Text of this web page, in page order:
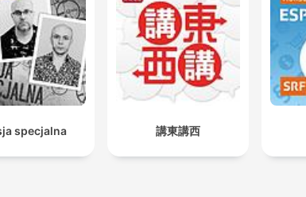
specjalna 講東講西